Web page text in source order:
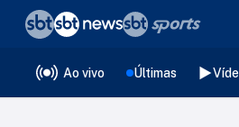
Ao vivo Últimas
❮voltar
Editorias